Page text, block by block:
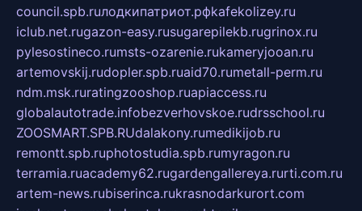
council.spb.ruлодкипатриот.рфkafekolizey.ru
iclub.net.rugazon-easy.rusugarepilekb.rugrinox.ru
pylesostineco.rumsts-ozarenie.rukameryjooan.ru
artemovskij.rudopler.spb.ruaid70.rumetall-perm.ru
ndm.msk.ruratingzooshop.ruapiaccess.ru
globalautotrade.infobezverhovskoe.rudrsschool.ru
ZOOSMART.SPB.RUdalakony.rumedikijob.ru
remontt.spb.ruphotostudia.spb.rumyragon.ru
terramia.ruacademy62.rugardengallereya.rurti.com.ru
artem-news.rubiserinca.rukrasnodarkurort.com